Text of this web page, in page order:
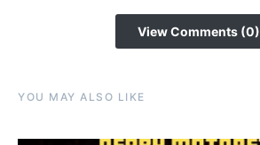
View Comments (0)
YOU MAY ALSO LIKE